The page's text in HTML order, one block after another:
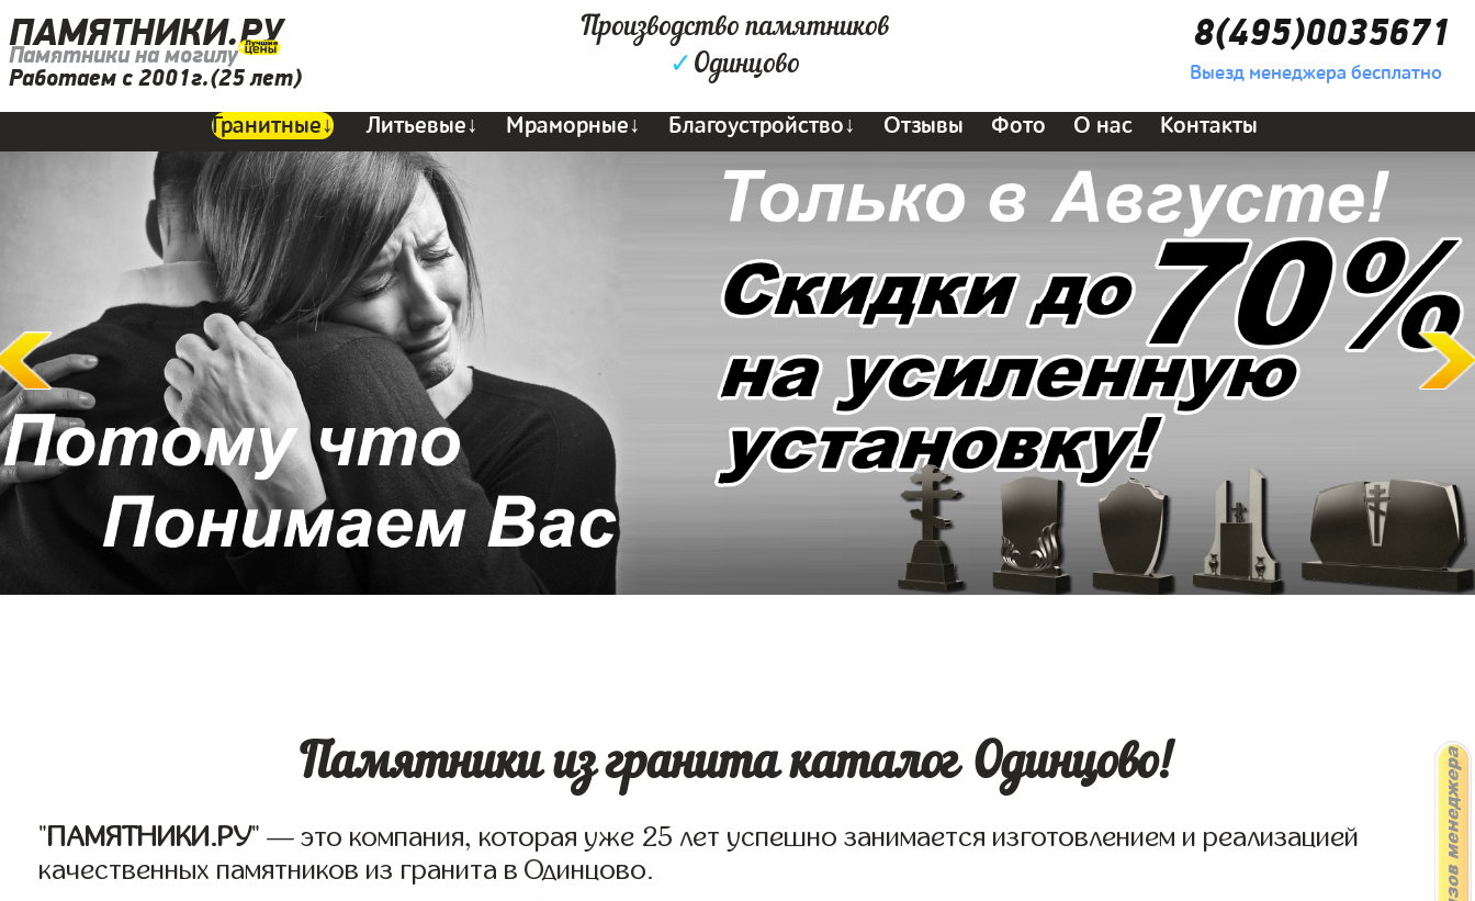
ПАМЯТНИКИ.РУ
Памятники на могилу
Работаем с 2001г.(25 лет)
Производство памятников
✓Одинцово
8(495)0035671
Выезд менеджера бесплатно
Гранитные↓ Литьевые↓ Мраморные↓ Благоустройство↓ Отзывы Фото О нас Контакты
Памятники из гранита каталог Одинцово!
"ПАМЯТНИКИ.РУ" — это компания, которая уже 25 лет успешно занимается изготовлением и реализацией
качественных памятников из гранита в Одинцово.